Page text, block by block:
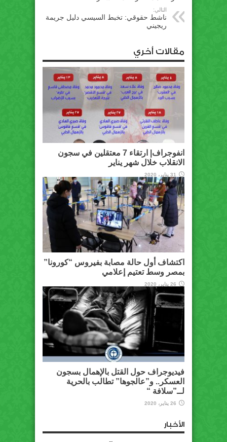
التالي:
ناشط حقوقي: تخبط السيسي دليل جريمة
ريجيني
مقالات أخري
انفوجراف| ارتقاء 7 معتقلين في سجون
الانقلاب خلال شهر يناير
31 يناير، 2020
اكتشاف أول حالة مصابة بفيروس “كورونا”
بمصر وسط تعتيم إعلامي
26 يناير، 2020
فيديوجراف حول القتل بالإهمال بسجون
العسكر.. و”عالجوها” تطالب بالحرية
لــ”سلافة “
26 يناير، 2020
الأخبار